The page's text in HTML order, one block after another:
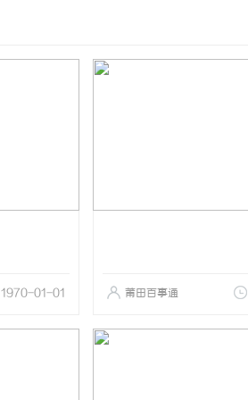
1970-01-01 莆田百事通